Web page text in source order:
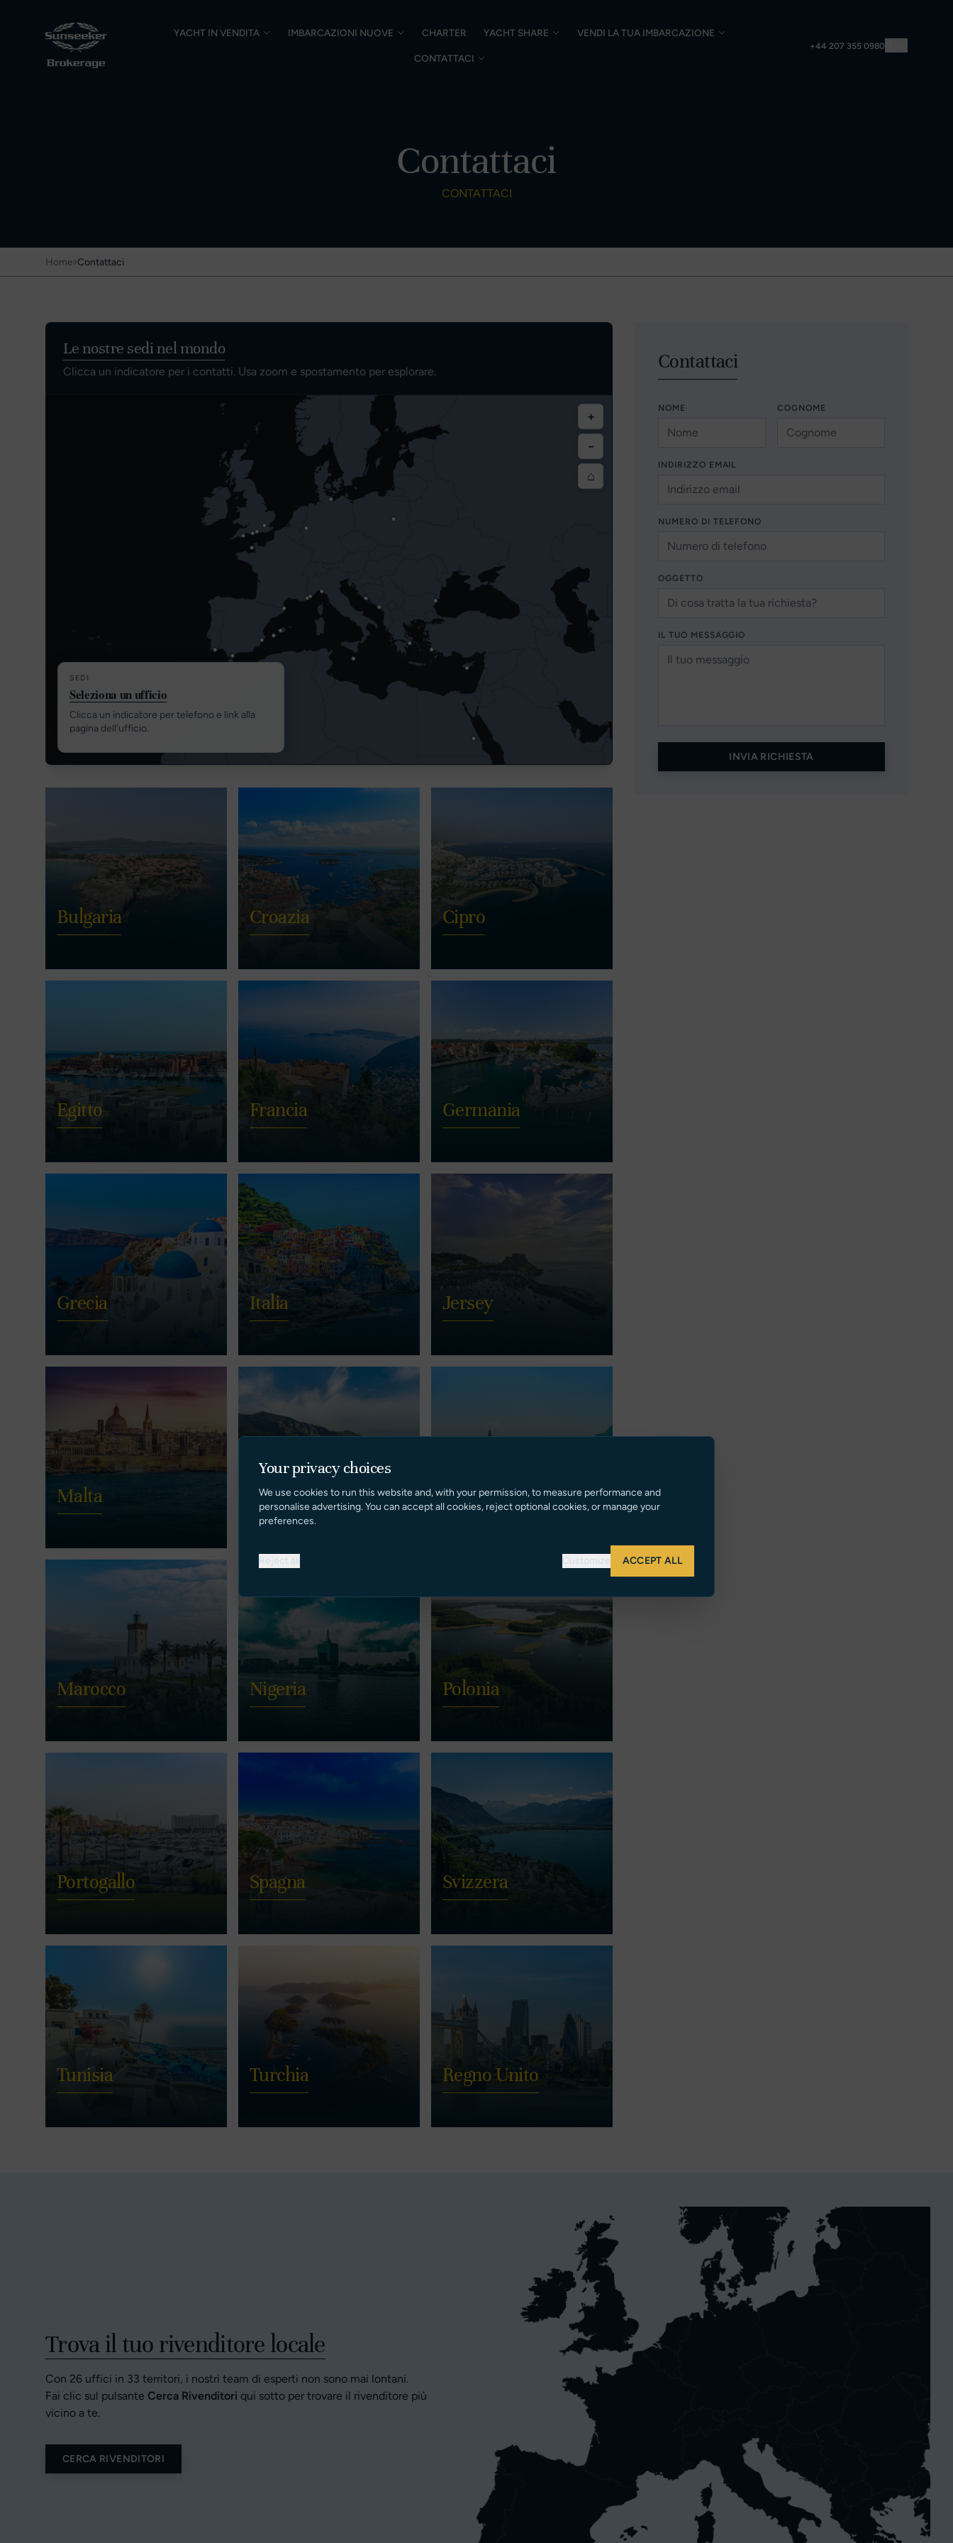
YACHT IN VENDITA IMBARCAZIONI NUOVE CHARTER YACHT SHARE VENDI LA TUA IMBARCAZIONE
CONTATTACI
+44 207 355 0980
Contattaci
CONTATTACI
Home›Contattaci
Le nostre sedi nel mondo
Clicca un indicatore per i contatti. Usa zoom e spostamento per esplorare.
+
−
⌂
SEDI
Seleziona un ufficio
Clicca un indicatore per telefono e link alla
pagina dell'ufficio.
Bulgaria Croazia Cipro
Egitto Francia Germania
Grecia Italia Jersey
Malta Monaco Montenegro
Marocco Nigeria Polonia
Portogallo Spagna Svizzera
Tunisia Turchia Regno Unito
Contattaci
NOME COGNOME
INDIRIZZO EMAIL
NUMERO DI TELEFONO
OGGETTO
IL TUO MESSAGGIO
INVIA RICHIESTA
Trova il tuo rivenditore locale
Con 26 uffici in 33 territori, i nostri team di esperti non sono mai lontani.
Fai clic sul pulsante Cerca Rivenditori qui sotto per trovare il rivenditore più
vicino a te.
CERCA RIVENDITORI
Your privacy choices
We use cookies to run this website and, with your permission, to measure performance and
personalise advertising. You can accept all cookies, reject optional cookies, or manage your
preferences.
Reject all Customize ACCEPT ALL